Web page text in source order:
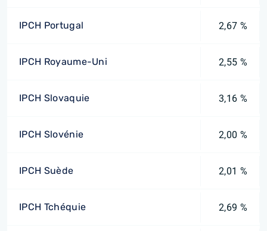
IPCH Portugal 2,67 %
IPCH Royaume-Uni 2,55 %
IPCH Slovaquie 3,16 %
IPCH Slovénie 2,00 %
IPCH Suède 2,01 %
IPCH Tchéquie 2,69 %